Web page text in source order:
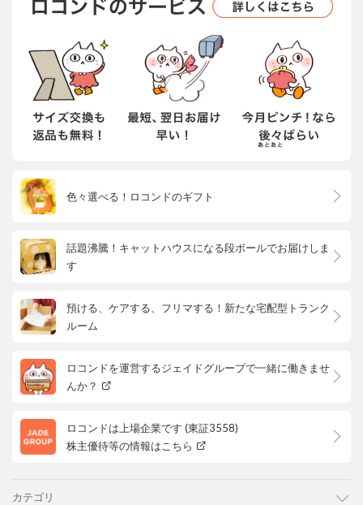
色々選べる！ロコンドのギフト
話題沸騰！キャットハウスになる段ボールでお届けしま
す
預ける、ケアする、フリマする！新たな宅配型トランク
ルーム
ロコンドを運営するジェイドグループで一緒に働きませ
んか？
ロコンドは上場企業です (東証3558)
株主優待等の情報はこちら
カテゴリ